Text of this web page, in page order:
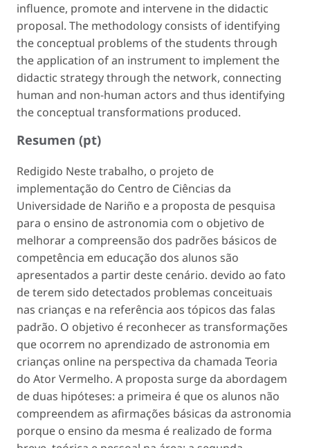
influence, promote and intervene in the didactic
proposal. The methodology consists of identifying
the conceptual problems of the students through
the application of an instrument to implement the
didactic strategy through the network, connecting
human and non-human actors and thus identifying
the conceptual transformations produced.
Resumen (pt)
Redigido Neste trabalho, o projeto de
implementação do Centro de Ciências da
Universidade de Nariño e a proposta de pesquisa
para o ensino de astronomia com o objetivo de
melhorar a compreensão dos padrões básicos de
competência em educação dos alunos são
apresentados a partir deste cenário. devido ao fato
de terem sido detectados problemas conceituais
nas crianças e na referência aos tópicos das falas
padrão. O objetivo é reconhecer as transformações
que ocorrem no aprendizado de astronomia em
crianças online na perspectiva da chamada Teoria
do Ator Vermelho. A proposta surge da abordagem
de duas hipóteses: a primeira é que os alunos não
compreendem as afirmações básicas da astronomia
porque o ensino da mesma é realizado de forma